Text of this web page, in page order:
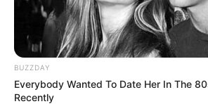
BUZZDAY
Everybody Wanted To Date Her In The
Recently